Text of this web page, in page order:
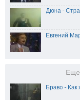
Дюна -
Евгений
Еще
Браво - Как